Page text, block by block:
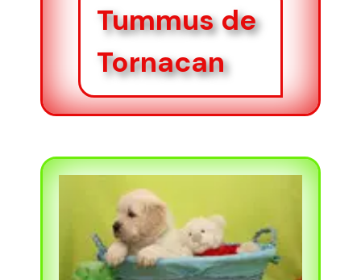
Tummus de
Tornacan